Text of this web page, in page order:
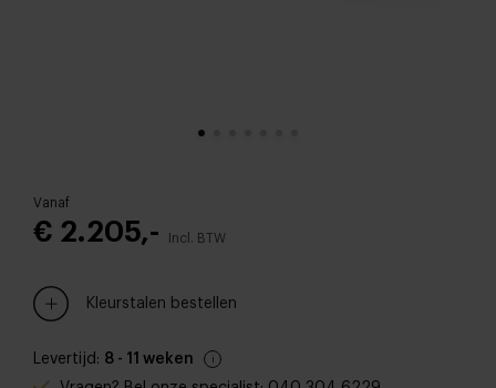
Vanaf
€ 2.205,- Incl. BTW
Kleurstalen bestellen
Levertijd: 8 - 11 weken